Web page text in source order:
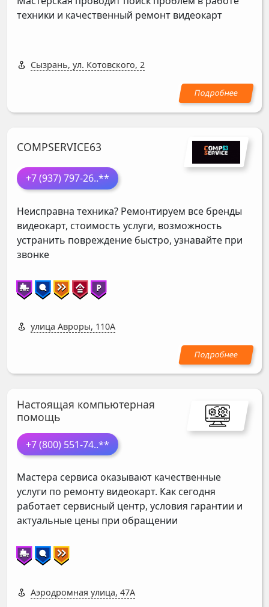
техники и качественный ремонт видеокарт
Сызрань, ул. Котовского, 2
COMPSERVICE63
+7 (937) 797-26..**
Неисправна техника? Ремонтируем все бренды
видеокарт, стоимость услуги, возможность
устранить повреждение быстро, узнавайте при
звонке
улица Авроры, 110А
Настоящая компьютерная
помощь
+7 (800) 551-74..**
Мастера сервиса оказывают качественные
услуги по ремонту видеокарт. Как сегодня
работает сервисный центр, условия гарантии и
актуальные цены при обращении
Аэродромная улица, 47А